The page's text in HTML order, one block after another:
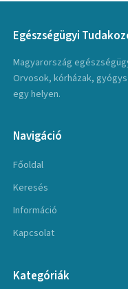
Egészségügyi
Magyarország
Orvosok, kórházak,
egy helyen.
Navigáció
Főoldal
Keresés
Információ
Kapcsolat
Kategóriák